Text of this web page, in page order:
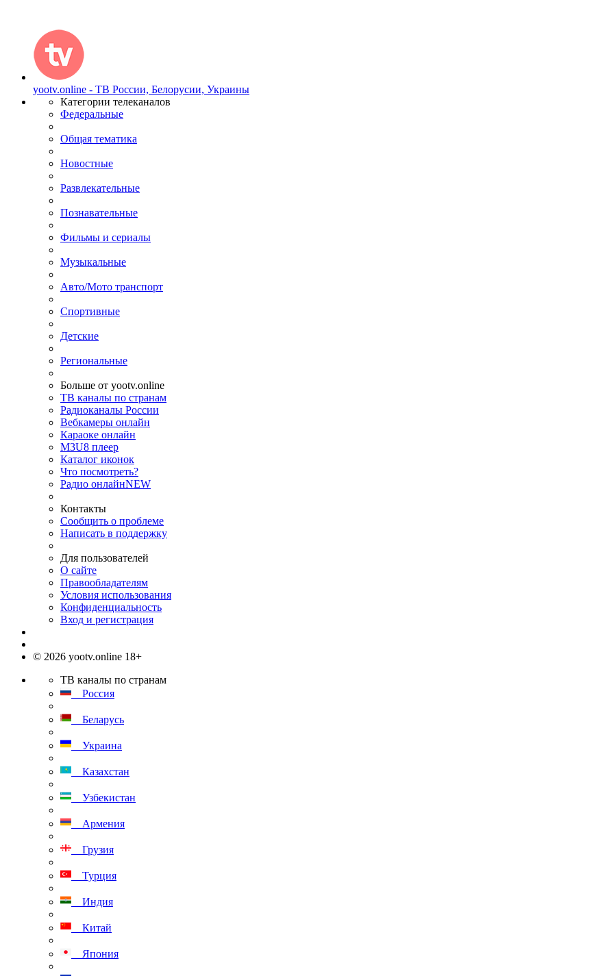
yootv.online - ТВ России, Белорусии, Украины
Категории телеканалов
Федеральные
Общая тематика
Новостные
Развлекательные
Познавательные
Фильмы и сериалы
Музыкальные
Авто/Мото транспорт
Спортивные
Детские
Региональные
Больше от yootv.online
ТВ каналы по странам
Радиоканалы России
Вебкамеры онлайн
Караоке онлайн
M3U8 плеер
Каталог иконок
Что посмотреть?
Радио онлайнNEW
Контакты
Сообщить о проблеме
Написать в поддержку
Для пользователей
О сайте
Правообладателям
Условия использования
Конфиденциальность
Вход и регистрация
© 2026 yootv.online 18+
ТВ каналы по странам
Россия
Беларусь
Украина
Казахстан
Узбекистан
Армения
Грузия
Турция
Индия
Китай
Япония